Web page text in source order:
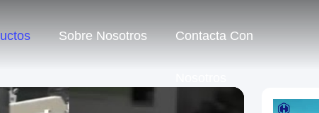
Sobre Nosotros Contacta Con